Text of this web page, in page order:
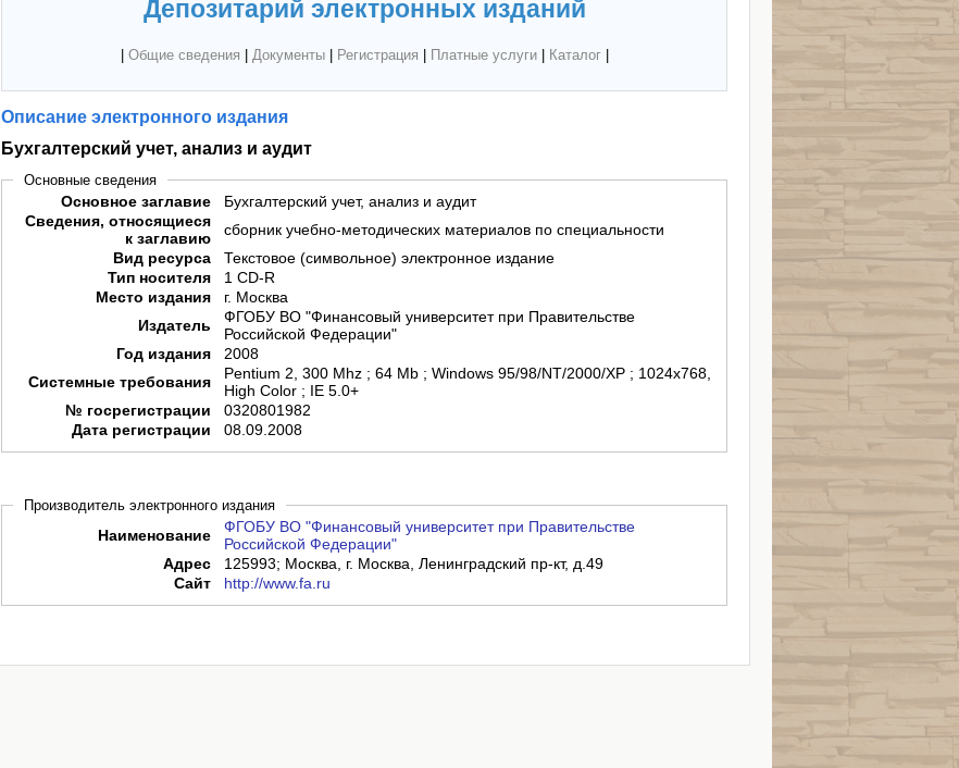
Депозитарий электронных изданий
Общие сведения Документы| Регистрация Платные услуги| Каталог|
Описание электронного издания
Бухгалтерский учет, анализ и аудит
Основные сведения
Основное заглавие
Бухгалтерский учет, анализ и аудит
Сведения, относящиеся
к заглавию
сборник учебно-методических материалов по специальности
Вид ресурса
Текстовое (символьное) электронное издание
Тип носителя
1 CD-R
Место издания
г. Москва
Издатель
ФГОБУ ВО "Финансовый университет при Правительстве
Российской Федерации"
Год издания
2008
Системные требования
Pentium 2, 300 Mhz ; 64 Mb ; Windows 95/98/NT/2000/XP ; 1024x768,
High Color ; IE 5.0+
№ госрегистрации
0320801982
Дата регистрации
08.09.2008
Производитель электронного издания
Наименование
ФГОБУ ВО "Финансовый университет при Правительстве
Российской Федерации"
Адрес
125993; Москва, г. Москва, Ленинградский пр-кт, д.49
Сайт
http://www.fa.ru